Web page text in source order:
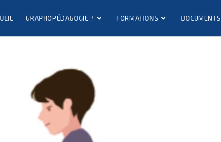
GRAPHOPÉDAGOGIE ? FORMATIONS